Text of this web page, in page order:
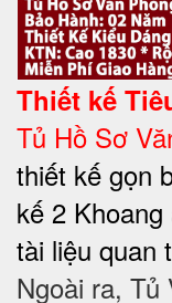
Thiết kế
Tủ Hồ Sơ
thiết kế gọn
kế 2
tài liệu quan
Ngoài ra,